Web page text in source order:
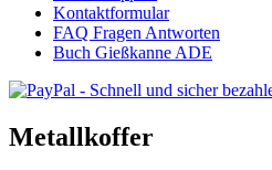
Kontaktformular
FAQ Fragen Antworten
Buch Gießkanne ADE
Metallkoffer